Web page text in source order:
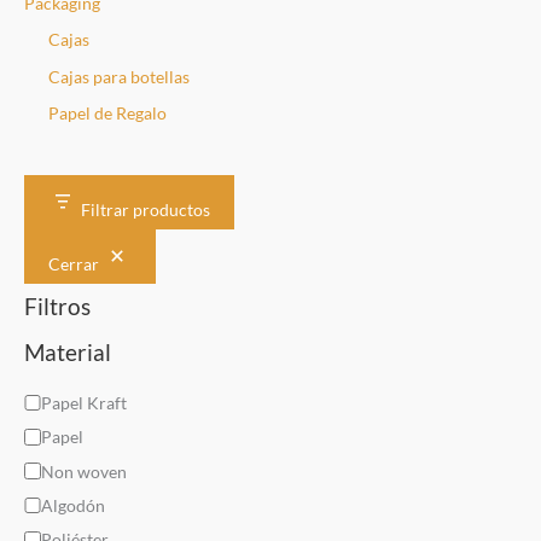
Cajas
Cajas para botellas
Papel de Regalo
Filtrar productos
Cerrar
Filtros
Material
M
a
t
e
r
Papel Kraft
Papel
Non woven
Algodón